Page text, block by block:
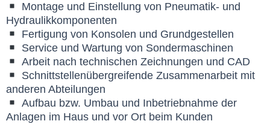
Montage und Einstellung von Pneumatik- und
Hydraulikkomponenten
Fertigung von Konsolen und Grundgestellen
Service und Wartung von Sondermaschinen
Arbeit nach technischen Zeichnungen und CAD
Schnittstellenübergreifende Zusammenarbeit mit
anderen Abteilungen
Aufbau bzw. Umbau und Inbetriebnahme der
Anlagen im Haus und vor Ort beim Kunden